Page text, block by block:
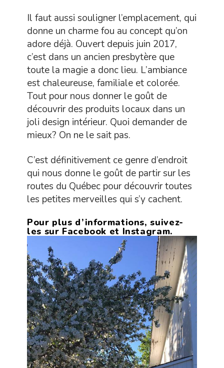
Il faut aussi souligner l’emplacement, qui
donne un charme fou au concept qu’on
adore déjà. Ouvert depuis juin 2017,
c’est dans un ancien presbytère que
toute la magie a donc lieu. L’ambiance
est chaleureuse, familiale et colorée.
Tout pour nous donner le goût de
découvrir des produits locaux dans un
joli design intérieur. Quoi demander de
mieux? On ne le sait pas.
C’est définitivement ce genre d’endroit
qui nous donne le goût de partir sur les
routes du Québec pour découvrir toutes
les petites merveilles qui s’y cachent.
Pour plus d’informations, suivez-
les sur Facebook et Instagram.